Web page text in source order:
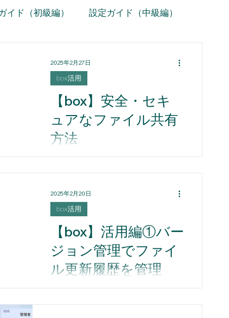
イド（初級編） 設定ガイド（中級編）
事例紹介
Slack活用術
ンス
【box】安全・セキ
ュアなファイル共有
方法
boxを利用した安全・セキュアなファ
イル共有方法
box活用
2025年2月27日
【box】活用編①バー
ジョン管理でファイ
ル更新履歴を管理
上書きしたファイルの復元、 フォル
ダ内のファイル整理に役立つ boxの
box活用
2025年2月20日